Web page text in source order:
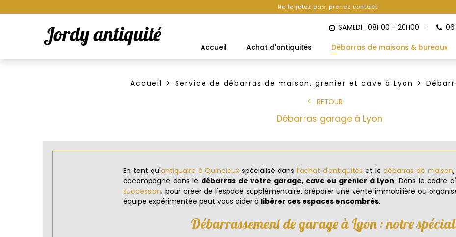
Ne le jetez pas, prenez contact !
SAMEDI : 08H00 - 20H00 06
Accueil Achat d'antiquités Débarras de maisons & bureaux
Accueil Service de débarras de maison, grenier et cave à Lyon
RETOUR
Débarras garage à Lyon
En tant qu'antiquaire à Quincieux spécialisé dans l'achat d'antiquités et le débarras de maison
accompagne dans le débarras de votre garage, cave ou grenier à Lyon. Dans le cadre
succession, pour créer de l'espace supplémentaire, préparer une vente immobilière ou
équipe expérimentée peut vous aider à libérer ces espaces encombrés.
Débarrassement de garage à Lyon : notre